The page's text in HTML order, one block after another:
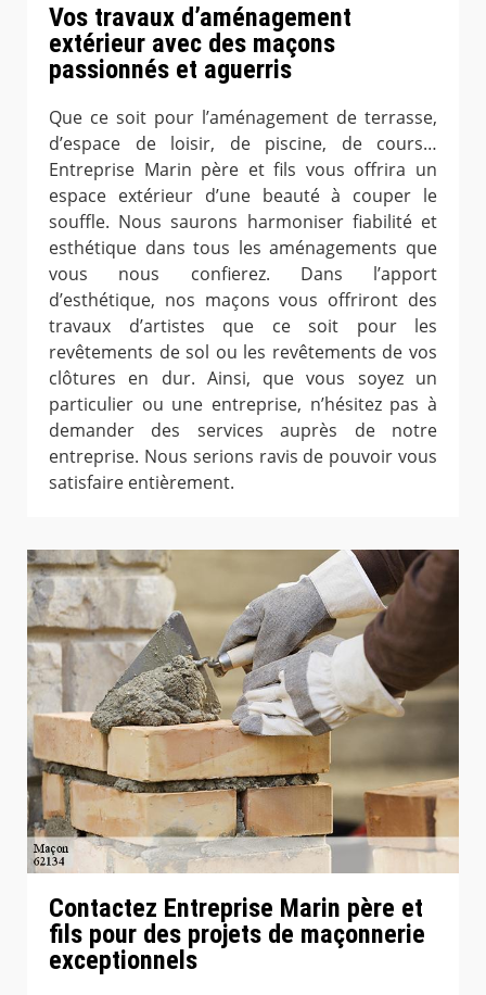
Vos travaux d’aménagement
extérieur avec des maçons
passionnés et aguerris
Que ce soit pour l’aménagement de terrasse,
d’espace de loisir, de piscine, de cours…
Entreprise Marin père et fils vous offrira un
espace extérieur d’une beauté à couper le
souffle. Nous saurons harmoniser fiabilité et
esthétique dans tous les aménagements que
vous nous confierez. Dans l’apport
d’esthétique, nos maçons vous offriront des
travaux d’artistes que ce soit pour les
revêtements de sol ou les revêtements de vos
clôtures en dur. Ainsi, que vous soyez un
particulier ou une entreprise, n’hésitez pas à
demander des services auprès de notre
entreprise. Nous serions ravis de pouvoir vous
satisfaire entièrement.
Contactez Entreprise Marin père et
fils pour des projets de maçonnerie
exceptionnels